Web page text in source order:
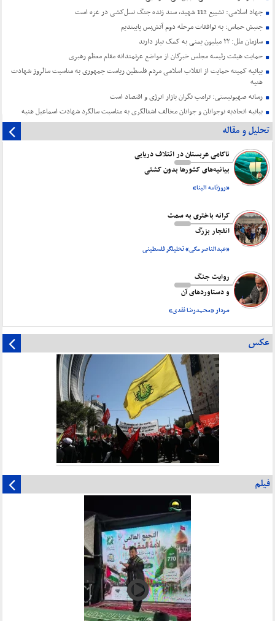
جهاد اسلامی: تشییع 112 شهید، سند زنده جنگ نسل‌کشی در غزه است
جنبش حماس: به توافقات مرحله دوم آتش‌بس پایبندیم
سازمان ملل: ۲۲ میلیون یمنی به کمک نیاز دارند
حمایت هیئت رئیسه مجلس خبرگان از مواضع عزتمندانه مقام معظم رهبری
بیانیه کمیته حمایت از انقلاب اسلامی مردم فلسطین ریاست جمهوری به مناسبت سالروز شهادت
هنیه
رسانه صهیونیستی: ترامپ نگران بازار انرژی و اقتصاد است
بیانیه اتحادیه نوجوانان و جوانان مخالف اشغالگری به مناسبت سالگرد شهادت اسماعیل هنیه
تحلیل و مقاله
ناکامی عربستان در ائتلاف دریایی
بیانیه‌های کشورها بدون کشتی
«روزنامه البنا»
کرانه باختری به سمت
انفجار بزرگ
«عبدالناصر مکی» تحلیلگر فلسطینی
روایت جنگ
و دستاورد‌های آن
سردار «محمدرضا نقدی»
عکس
فیلم